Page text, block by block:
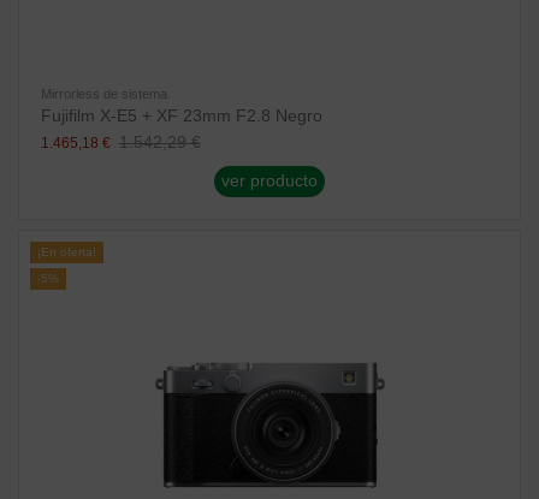
Mirrorless de sistema
Fujifilm X-E5 + XF 23mm F2.8 Negro
1.465,18 € 1.542,29 €
ver producto
¡En oferta!
-5%